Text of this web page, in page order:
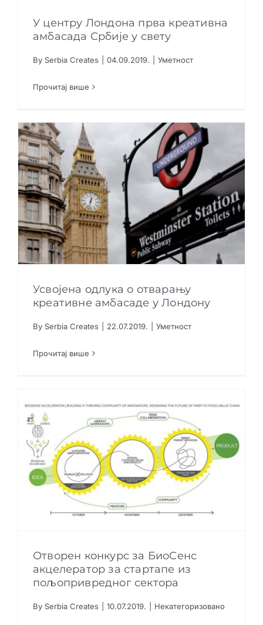
Сарађуј са нама
У центру Лондона прва креативна амбасада
У центру Лондона прва креативна
амбасада Србије у свету
By Serbia Creates 04.09.2019. Уметност
Прочитај више
Усвојена одлука о отварању креативне
Усвојена одлука о отварању
креативне амбасаде у Лондону
By Serbia Creates 22.07.2019. Уметност
Прочитај више
Отворен конкурс за БиоСенс акцелератор за
Отворен конкурс за БиоСенс
акцелератор за стартапе из
пољопривредног сектора
By Serbia Creates 10.07.2019. Некатегоризовано